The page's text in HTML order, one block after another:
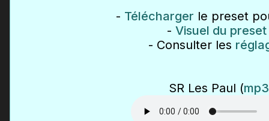
- Télécharger le preset
- Visuel du preset
- Consulter les
SR Les Paul (mp3